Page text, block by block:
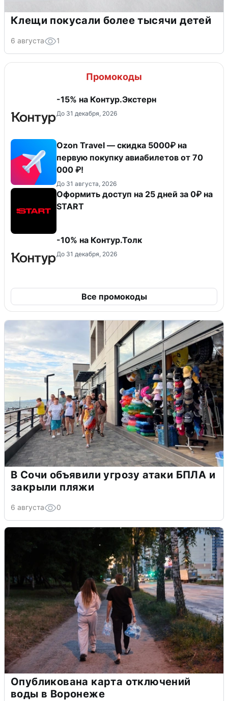
Клещи покусали более тысячи детей
6 августа 1
Промокоды
-15% на Контур.Экстерн
До 31 декабря, 2026
Ozon Travel — скидка 5000₽ на
первую покупку авиабилетов от 70
000 ₽!
До 31 августа, 2026
Оформить доступ на 25 дней за 0₽ на
START
-10% на Контур.Толк
До 31 декабря, 2026
Все промокоды
В Сочи объявили угрозу атаки БПЛА и
закрыли пляжи
6 августа 0
Опубликована карта отключений
воды в Воронеже